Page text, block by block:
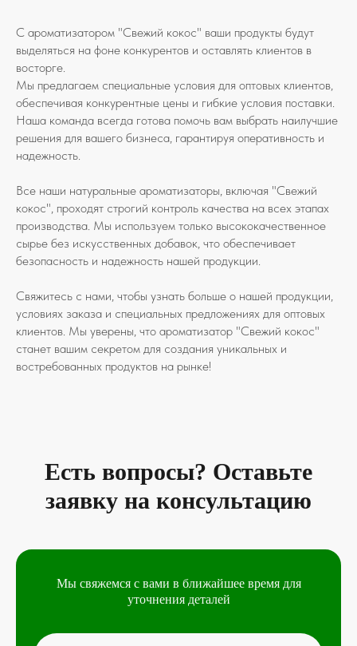
С ароматизатором "Свежий кокос" ваши продукты будут
выделяться на фоне конкурентов и оставлять клиентов в
восторге.
Мы предлагаем специальные условия для оптовых клиентов,
обеспечивая конкурентные цены и гибкие условия поставки.
Наша команда всегда готова помочь вам выбрать наилучшие
решения для вашего бизнеса, гарантируя оперативность и
надежность.
Все наши натуральные ароматизаторы, включая "Свежий
кокос", проходят строгий контроль качества на всех этапах
производства. Мы используем только высококачественное
сырье без искусственных добавок, что обеспечивает
безопасность и надежность нашей продукции.
Свяжитесь с нами, чтобы узнать больше о нашей продукции,
условиях заказа и специальных предложениях для оптовых
клиентов. Мы уверены, что ароматизатор "Свежий кокос"
станет вашим секретом для создания уникальных и
востребованных продуктов на рынке!
Есть вопросы? Оставьте
заявку на консультацию
Мы свяжемся с вами в ближайшее время для
уточнения деталей